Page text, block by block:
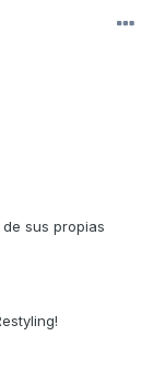
de sus propias